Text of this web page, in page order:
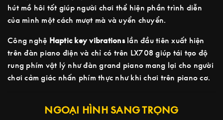
hút mồ hôi tốt giúp người chơi thể hiện phần trình diễn
của mình một cách mượt mà và uyển chuyển.
Công nghệ Haptic key vibrations lần đầu tiên xuất hiện
trên đàn piano điện và chỉ có trên LX708 giúp tái tạo độ
rung phím vật lý như đàn grand piano mang lại cho người
chơi cảm giác nhấn phím thực như khi chơi trên piano cơ.
NGOẠI HÌNH SANG TRỌNG